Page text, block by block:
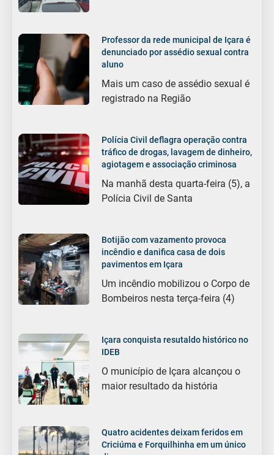
Professor da rede municipal de Içara é
denunciado por assédio sexual contra
aluno
Mais um caso de assédio sexual é
registrado na Região
Polícia Civil deflagra operação contra
tráfico de drogas, lavagem de dinheiro,
agiotagem e associação criminosa
Na manhã desta quarta-feira (5), a
Polícia Civil de Santa
Botijão com vazamento provoca
incêndio e danifica casa de dois
pavimentos em Içara
Um incêndio mobilizou o Corpo de
Bombeiros nesta terça-feira (4)
Içara conquista resutaldo histórico no
IDEB
O município de Içara alcançou o
maior resultado da história
Quatro acidentes deixam feridos em
Criciúma e Forquilhinha em um único